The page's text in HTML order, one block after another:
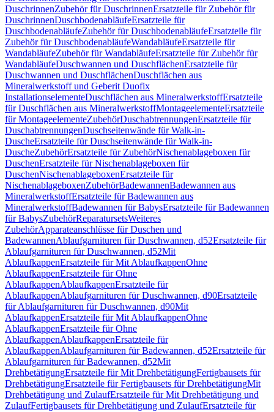
DuschrinnenZubehör für DuschrinnenErsatzteile für Zubehör für
DuschrinnenDuschbodenabläufeErsatzteile für
DuschbodenabläufeZubehör für DuschbodenabläufeErsatzteile für
Zubehör für DuschbodenabläufeWandabläufeErsatzteile für
WandabläufeZubehör für WandabläufeErsatzteile für Zubehör für
WandabläufeDuschwannen und DuschflächenErsatzteile für
Duschwannen und DuschflächenDuschflächen aus
Mineralwerkstoff und Geberit Duofix
InstallationselementeDuschflächen aus MineralwerkstoffErsatzteile
für Duschflächen aus MineralwerkstoffMontageelementeErsatzteile
für MontageelementeZubehörDuschabtrennungenErsatzteile für
DuschabtrennungenDuschseitenwände für Walk-in-
DuscheErsatzteile für Duschseitenwände für Walk-in-
DuscheZubehörErsatzteile für ZubehörNischenablageboxen für
DuschenErsatzteile für Nischenablageboxen für
DuschenNischenablageboxenErsatzteile für
NischenablageboxenZubehörBadewannenBadewannen aus
MineralwerkstoffErsatzteile für Badewannen aus
MineralwerkstoffBadewannen für BabysErsatzteile für Badewannen
für BabysZubehörReparatursetsWeiteres
ZubehörApparateanschlüsse für Duschen und
BadewannenAblaufgarnituren für Duschwannen, d52Ersatzteile für
Ablaufgarnituren für Duschwannen, d52Mit
AblaufkappenErsatzteile für Mit AblaufkappenOhne
AblaufkappenErsatzteile für Ohne
AblaufkappenAblaufkappenErsatzteile für
AblaufkappenAblaufgarnituren für Duschwannen, d90Ersatzteile
für Ablaufgarnituren für Duschwannen, d90Mit
AblaufkappenErsatzteile für Mit AblaufkappenOhne
AblaufkappenErsatzteile für Ohne
AblaufkappenAblaufkappenErsatzteile für
AblaufkappenAblaufgarnituren für Badewannen, d52Ersatzteile für
Ablaufgarnituren für Badewannen, d52Mit
DrehbetätigungErsatzteile für Mit DrehbetätigungFertigbausets für
DrehbetätigungErsatzteile für Fertigbausets für DrehbetätigungMit
Drehbetätigung und ZulaufErsatzteile für Mit Drehbetätigung und
ZulaufFertigbausets für Drehbetätigung und ZulaufErsatzteile für